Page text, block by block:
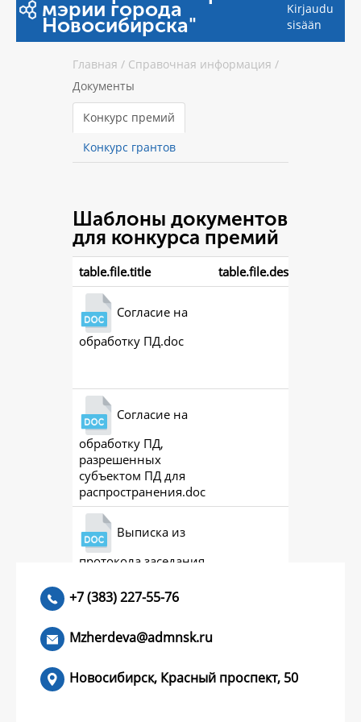
мэрии города
Новосибирска"
Kirjaudu
sisään
Главная / Справочная информация /
Документы
Конкурс премий
Конкурс грантов
Шаблоны документов
для конкурса премий
table.file.title table.file.description
Согласие на
обработку ПД.doc
Согласие на
обработку ПД,
разрешенных
субъектом ПД для
распространения.doc
Выписка из
протокола заседания
+7 (383) 227-55-76
Mzherdeva@admnsk.ru
Новосибирск, Красный проспект, 50